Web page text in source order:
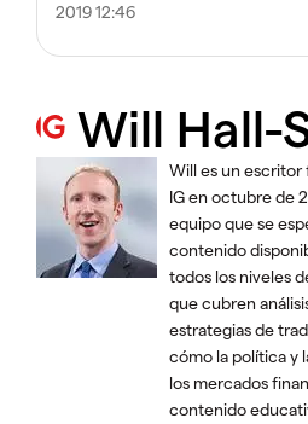
2019 12:46
Will Hall-
Will es un escritor
IG en octubre de
equipo que se
contenido
todos los niveles
que cubren
estrategias de
cómo la política y
los mercados
contenido